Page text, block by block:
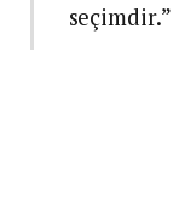
seçimdir.”